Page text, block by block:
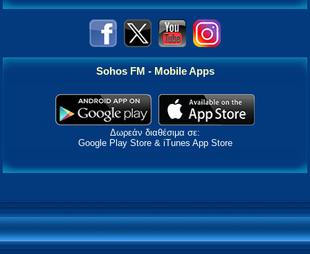
Sohos FM - Mobile Apps
Δωρεάν διαθέσιμα σε:
Google Play Store & iTunes App Store